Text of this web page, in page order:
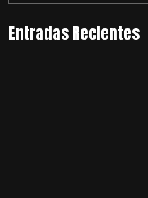
Entradas Recientes